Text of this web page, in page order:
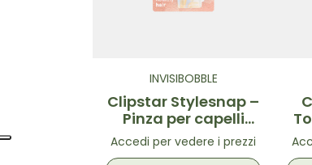
INVISIBOBBLE
Clipstar Stylesnap –
Pinza per capelli
taglia M
Accedi per vedere i prezzi